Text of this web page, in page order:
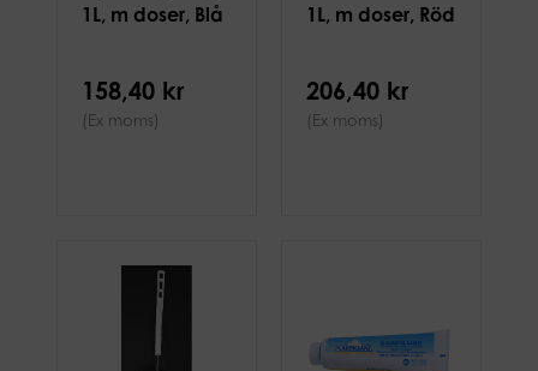
1L, m doser, Blå
158,40 kr
(Ex moms)
1L, m doser, Röd
206,40 kr
(Ex moms)